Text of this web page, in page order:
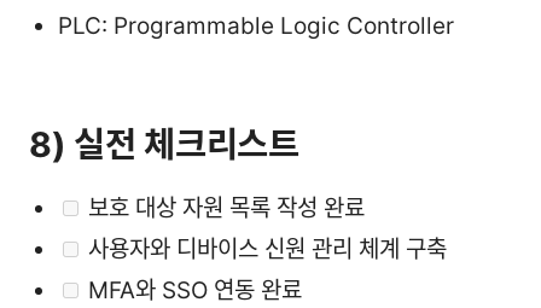
PLC: Programmable Logic Controller
8) 실전 체크리스트
보호 대상 자원 목록 작성 완료
사용자와 디바이스 신원 관리 체계 구축
MFA와 SSO 연동 완료